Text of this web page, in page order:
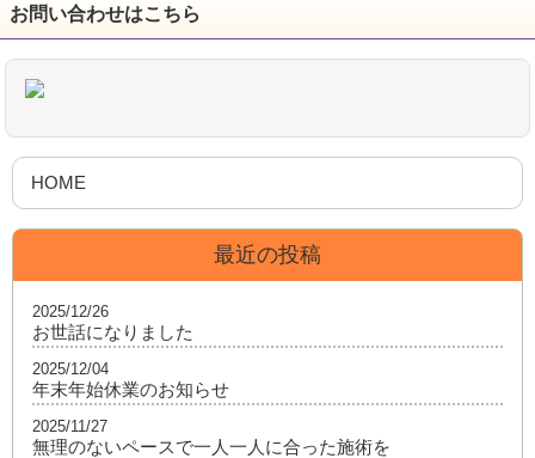
お問い合わせはこちら
HOME
最近の投稿
お世話になりました
2025/12/26
年末年始休業のお知らせ
2025/12/04
無理のないペースで一人一人に合った施術を
2025/11/27